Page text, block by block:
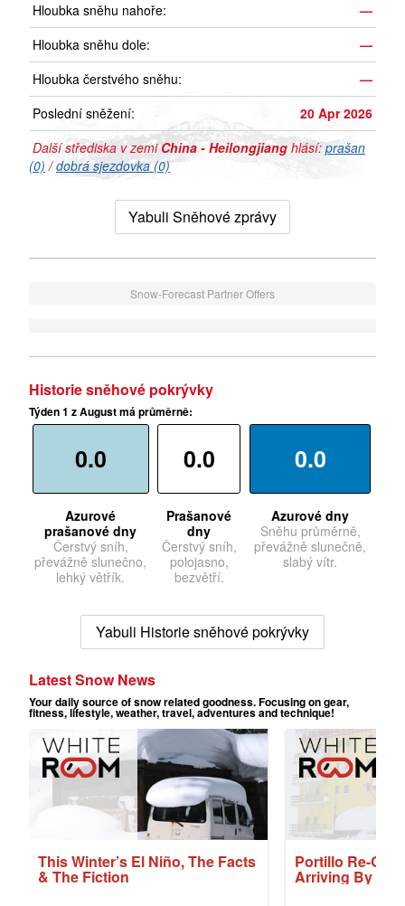
Hloubka sněhu nahoře:
—
Hloubka sněhu dole:
—
Hloubka čerstvého sněhu:
—
Poslední sněžení:
20 Apr 2026
Další střediska v zemi China - Heilongjiang hlásí: prašan
(0) /dobrá sjezdovka (0)
Yabuli Sněhové zprávy
Snow-Forecast Partner Offers
Historie sněhové pokrývky
Týden 1 z August má průměrně:
0.0
Azurové
prašanové dny
Čerstvý sníh,
převážně slunečno,
lehký větřík.
0.0
Prašanové
dny
Čerstvý sníh,
polojasno,
bezvětří.
0.0
Azurové dny
Sněhu průměrně,
převážně slunečně,
slabý vítr.
Yabuli Historie sněhové pokrývky